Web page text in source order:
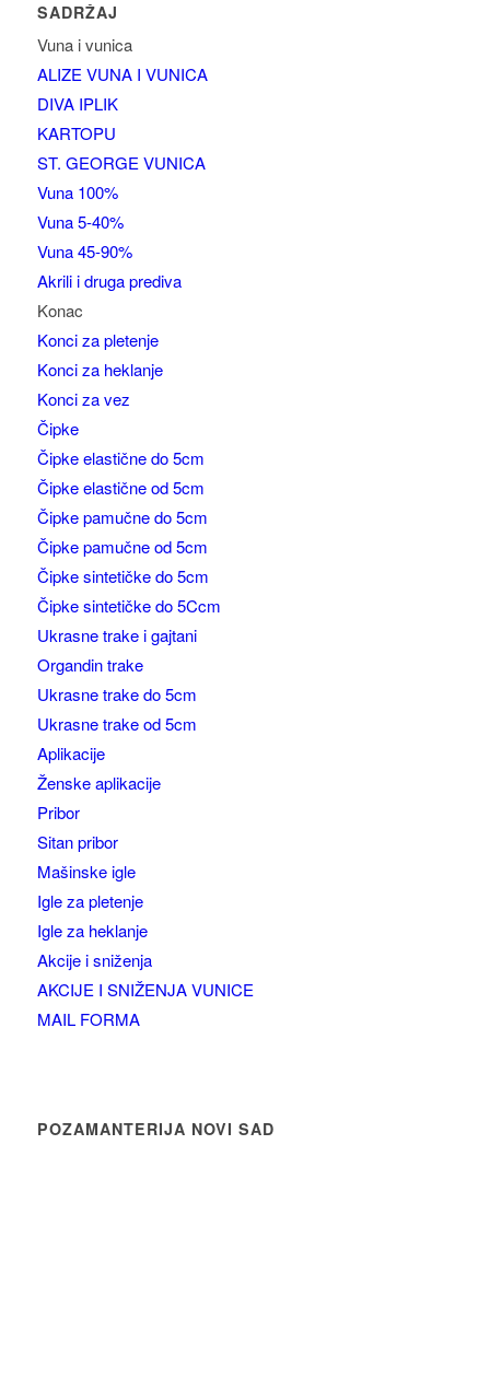
SADRŽAJ
Vuna i vunica
ALIZE VUNA I VUNICA
DIVA IPLIK
KARTOPU
ST. GEORGE VUNICA
Vuna 100%
Vuna 5-40%
Vuna 45-90%
Akrili i druga prediva
Konac
Konci za pletenje
Konci za heklanje
Konci za vez
Čipke
Čipke elastične do 5cm
Čipke elastične od 5cm
Čipke pamučne do 5cm
Čipke pamučne od 5cm
Čipke sintetičke do 5cm
Čipke sintetičke do 5Ccm
Ukrasne trake i gajtani
Organdin trake
Ukrasne trake do 5cm
Ukrasne trake od 5cm
Aplikacije
Ženske aplikacije
Pribor
Sitan pribor
Mašinske igle
Igle za pletenje
Igle za heklanje
Akcije i sniženja
AKCIJE I SNIŽENJA VUNICE
MAIL FORMA
POZAMANTERIJA NOVI SAD